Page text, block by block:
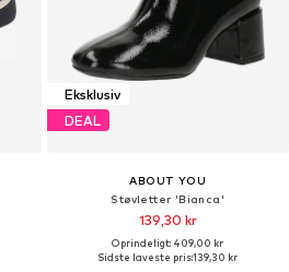
Eksklusiv
DEAL
ABOUT YOU
Støvletter 'Bianca'
139,30 kr
Oprindeligt: 409,00 kr
Sidste laveste pris:139,30 kr